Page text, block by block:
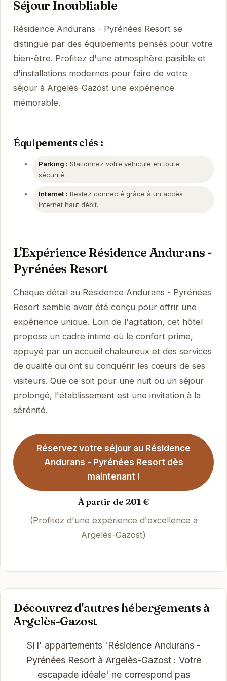
Séjour Inoubliable
Résidence Andurans - Pyrénées Resort se
distingue par des équipements pensés pour votre
bien-être. Profitez d'une atmosphère paisible et
d'installations modernes pour faire de votre
séjour à Argelès-Gazost une expérience
mémorable.
Équipements clés :
Parking : Stationnez votre véhicule en toute
sécurité.
Internet : Restez connecté grâce à un accès
internet haut débit.
L'Expérience Résidence Andurans -
Pyrénées Resort
Chaque détail au Résidence Andurans - Pyrénées
Resort semble avoir été conçu pour offrir une
expérience unique. Loin de l'agitation, cet hôtel
propose un cadre intime où le confort prime,
appuyé par un accueil chaleureux et des services
de qualité qui ont su conquérir les cœurs de ses
visiteurs. Que ce soit pour une nuit ou un séjour
prolongé, l'établissement est une invitation à la
sérénité.
Réservez votre séjour au Résidence
Andurans - Pyrénées Resort dès
maintenant !
À partir de 201 €
(Profitez d'une expérience d'excellence à
Argelès-Gazost)
Découvrez d'autres hébergements à
Argelès-Gazost
Si l' appartements 'Résidence Andurans -
Pyrénées Resort à Argelès-Gazost : Votre
escapade idéale' ne correspond pas